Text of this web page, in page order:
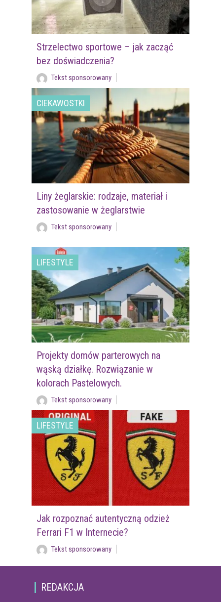
Strzelectwo sportowe – jak zacząć
bez doświadczenia?
Tekst sponsorowany
CIEKAWOSTKI
Liny żeglarskie: rodzaje, materiał i
zastosowanie w żeglarstwie
Tekst sponsorowany
LIFESTYLE
Projekty domów parterowych na
wąską działkę. Rozwiązanie w
kolorach Pastelowych.
Tekst sponsorowany
LIFESTYLE
Jak rozpoznać autentyczną odzież
Ferrari F1 w Internecie?
Tekst sponsorowany
REDAKCJA